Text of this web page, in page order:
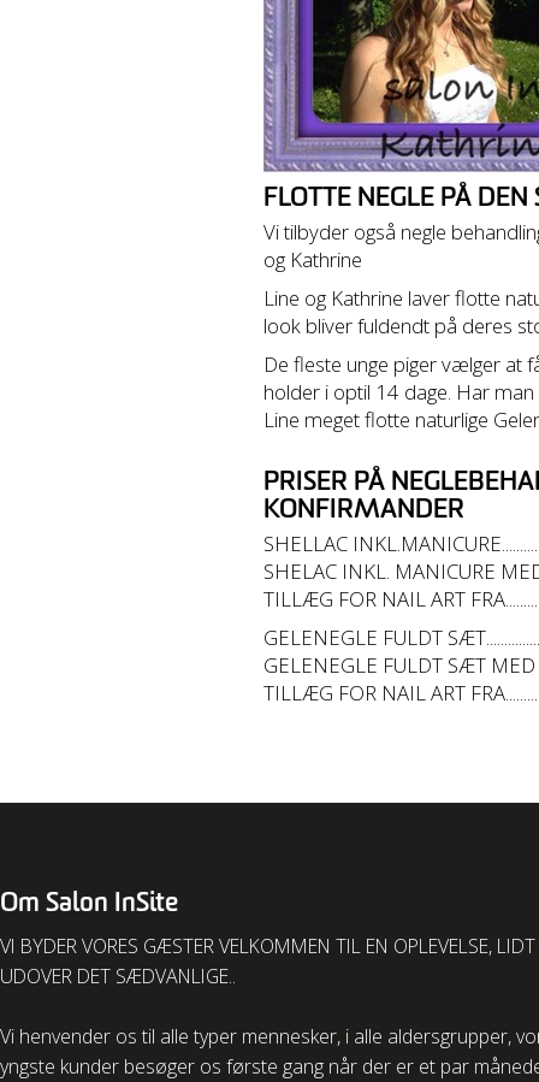
FLOTTE NEGLE PÅ DEN
Vi tilbyder også negle
og Kathrine
Line og Kathrine laver flotte
look bliver fuldendt på deres
De fleste unge piger vælger at
holder i optil 14 dage. Har
Line meget flotte naturlige
PRISER PÅ
KONFIRMANDER
SHELLAC
SHELAC INKL. MANICURE
TILLÆG FOR NAIL ART
GELENEGLE FULDT
GELENEGLE FULDT SÆT MED
TILLÆG FOR NAIL ART
Om Salon InSite
VI BYDER VORES GÆSTER VELKOMMEN TIL EN OPLEVELSE, LIDT
UDOVER DET SÆDVANLIGE..
Vi henvender os til alle typer mennesker, i alle aldersgrupper,
yngste kunder besøger os første gang når der er et par